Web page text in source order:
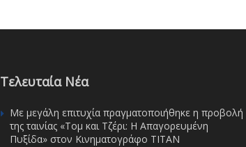
Τελευταία Νέα
Με μεγάλη επιτυχία πραγματοποιήθηκε η προβολή
της ταινίας «Τομ και Τζέρι: Η Απαγορευμένη
Πυξίδα» στον Κινηματογράφο ΤΙΤΑΝ